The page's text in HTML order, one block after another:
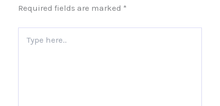
Required fields are marked *
here..